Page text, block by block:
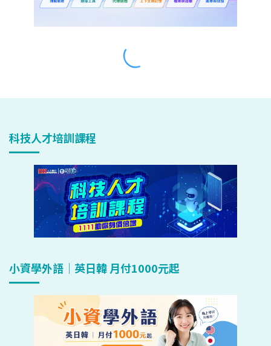
科技人才培訓課程
小資學外語｜英日韓 月付1000元起